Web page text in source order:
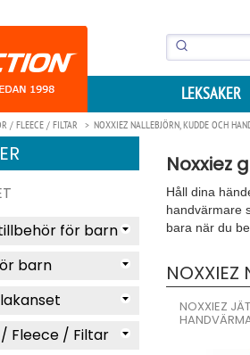
LEKSAKER
/ FLEECE / FILTAR NOXXIEZ NALLEBJÖRN, KUDDE OCH
för barn
barn
Fleece / Filtar
Noxxiez
Håll dina
handvärmare
bara när du
NOXXIEZ
NOXXIEZ